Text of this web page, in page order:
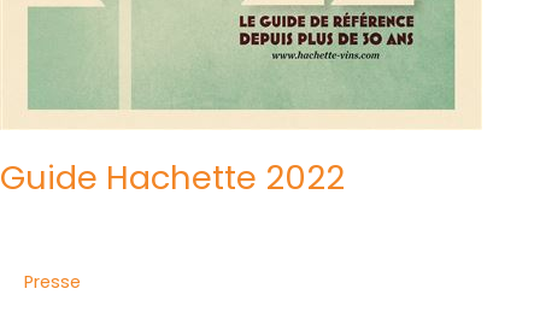
Guide Hachette 2022
Presse